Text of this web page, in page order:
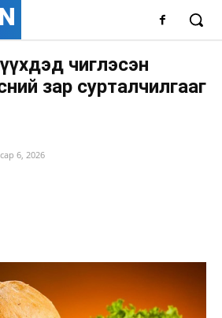
чиглэсэн
зар сурталчилгааг
6, 2026